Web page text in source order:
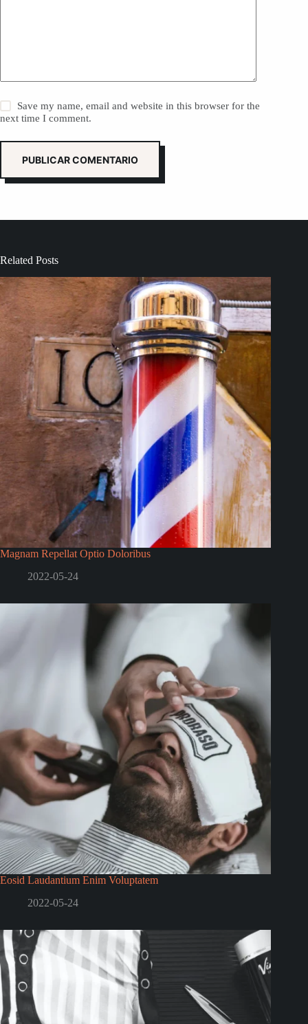
Save my name, email and website in this browser for the
next time I comment.
PUBLICAR COMENTARIO
Related Posts
Magnam Repellat Optio Doloribus
2022-05-24
Eosid Laudantium Enim Voluptatem
2022-05-24